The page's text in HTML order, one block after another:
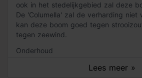
ook in het stedelijkgebied zal deze
De 'Columella' zal de verharding niet
kan deze boom goed tegen
tegen zeewind.
Lees meer »
Onderhoud
hoeft de boom enkel te snoeien om